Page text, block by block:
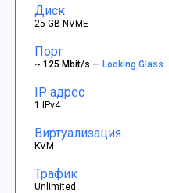
Диск
25 GB NVME
Порт
~ 125 Mbit/s —Looking Glass
IP адрес
1 IPv4
Виртуализация
KVM
Трафик
Unlimited